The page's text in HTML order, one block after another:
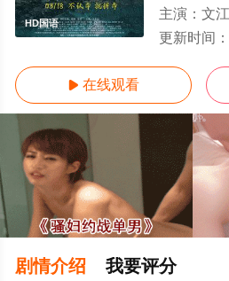
HD国语
主演： 文江,文东俊,
更新时间：
 在线观看
剧情介绍 我要评分